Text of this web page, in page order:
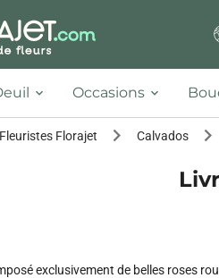
Occasions
Fleuristes Florajet Calvados
exclusivement de belles roses